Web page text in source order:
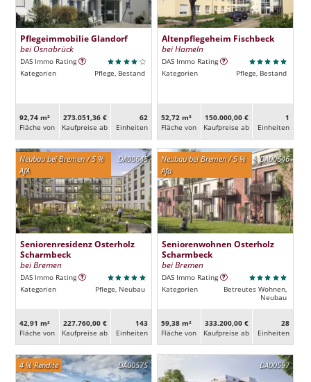
Pflegeimmobilie Glandorf
bei Osnabrück
DAS Immo Rating
Kategorien
Pflege, Bestand
92,74 m²
Fläche von
273.051,36 €
Kaufpreise ab
62
Ein­heiten
Altenpflegeheim Fischbeck
bei Hameln
DAS Immo Rating
Kategorien
Pflege, Bestand
52,72 m²
Fläche von
150.000,00 €
Kaufpreise ab
1
Ein­heiten
DA00645
Neubau bei Bremen / 5 %
AfA
Seniorenresidenz Osterholz
Scharmbeck
bei Bremen
DAS Immo Rating
Kategorien
Pflege, Neubau
42,91 m²
Fläche von
227.760,00 €
Kaufpreise ab
143
Ein­heiten
DA00646
Neubau bei Bremen / 5 %
Afa
Seniorenwohnen Osterholz
Scharmbeck
bei Bremen
DAS Immo Rating
Kategorien
Betreutes Wohnen,
Neubau
59,38 m²
Fläche von
333.200,00 €
Kaufpreise ab
28
Ein­heiten
DA00575
4 % Rendite DA00597